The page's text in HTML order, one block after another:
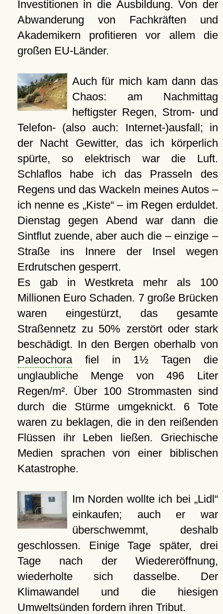
Investitionen in die Ausbildung. Von der
Abwanderung von Fachkräften und
Akademikern profitieren vor allem die
großen EU-Länder.
Auch für mich kam dann das
Chaos: am Nachmittag
heftigster Regen, Strom- und
Telefon- (also auch: Internet-)ausfall; in
der Nacht Gewitter, das ich körperlich
spürte, so elektrisch war die Luft.
Schlaflos habe ich das Prasseln des
Regens und das Wackeln meines Autos –
ich nenne es „Kiste“ – im Regen erduldet.
Dienstag gegen Abend war dann die
Sintflut zuende, aber auch die – einzige –
Straße ins Innere der Insel wegen
Erdrutschen gesperrt.
Es gab in Westkreta mehr als 100
Millionen Euro Schaden. 7 große Brücken
waren eingestürzt, das gesamte
Straßennetz zu 50% zerstört oder stark
beschädigt. In den Bergen oberhalb von
Paleochorafiel in 1½ Tagen die
unglaubliche Menge von 496 Liter
Regen/m². Über 100 Strommasten sind
durch die Stürme umgeknickt. 6 Tote
waren zu beklagen, die in den reißenden
Flüssen ihr Leben ließen. Griechische
Medien sprachen von einer biblischen
Katastrophe.
Im Norden wollte ich bei „Lidl“
einkaufen; auch er war
überschwemmt, deshalb
geschlossen. Einige Tage später, drei
Tage nach der Wiedereröffnung,
wiederholte sich dasselbe. Der
Klimawandel und die hiesigen
Umweltsünden fordern ihren Tribut.